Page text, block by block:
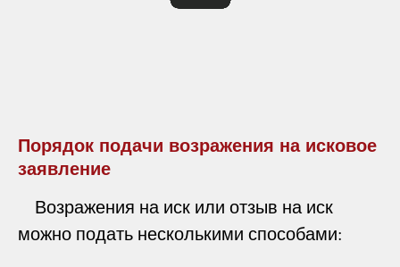
Порядок подачи возражения на исковое
заявление
Возражения на иск или отзыв на иск
можно подать несколькими способами: